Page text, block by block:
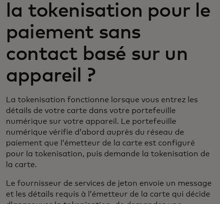
la tokenisation pour le
paiement sans
contact basé sur un
appareil ?
La tokenisation fonctionne lorsque vous entrez les
détails de votre carte dans votre portefeuille
numérique sur votre appareil. Le portefeuille
numérique vérifie d’abord auprès du réseau de
paiement que l’émetteur de la carte est configuré
pour la tokenisation, puis demande la tokenisation de
la carte.
Le fournisseur de services de jeton envoie un message
et les détails requis à l’émetteur de la carte qui décide